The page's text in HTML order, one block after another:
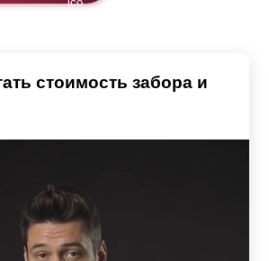
замеров каждого пролёта, высоты
стоимость забора и